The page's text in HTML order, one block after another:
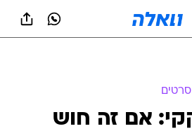
אם זה חוש